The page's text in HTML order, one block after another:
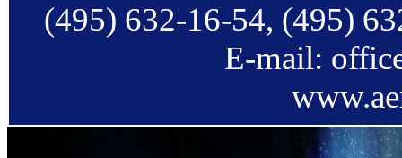
(495) 632-16-54, (495)
E-mail: